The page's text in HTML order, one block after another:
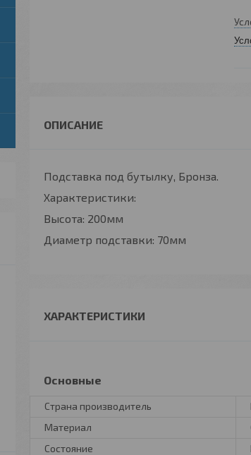
Подставка под бутылку, Бронза.
Характеристики:
Высота: 200мм
Диаметр подставки: 70мм
ХАРАКТЕРИСТИКИ
Основные
Страна производитель
Материал
Состояние